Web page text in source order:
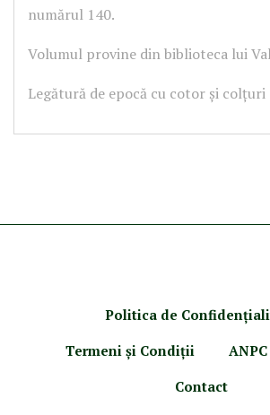
numărul 140.
Volumul provine din biblioteca lui
Legătură de epocă cu cotor și
Politica de Confidenţ
Termeni şi Condiţii
ANPC
Contact